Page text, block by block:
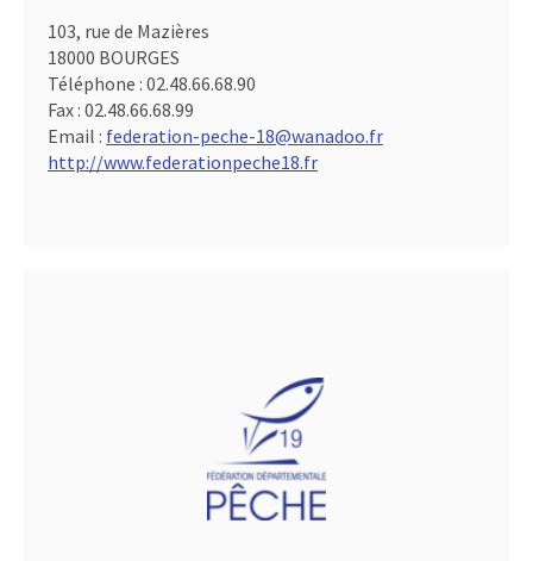
103, rue de Mazières
18000 BOURGES
Téléphone : 02.48.66.68.90
Fax : 02.48.66.68.99
Email : federation-peche-18@wanadoo.fr
http://www.federationpeche18.fr